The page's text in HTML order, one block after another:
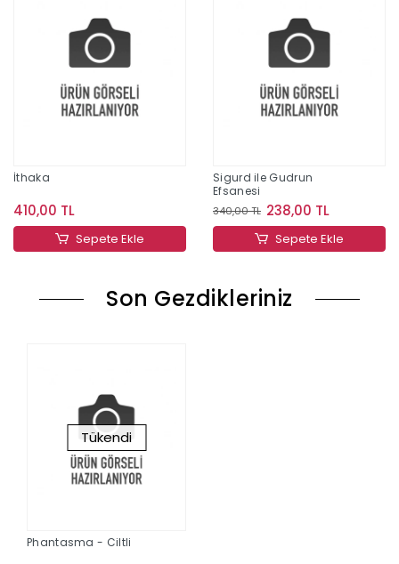
İthaka
410,00 TL
Sepete Ekle
Sigurd ile Gudrun
Efsanesi
340,00 TL 238,00 TL
Sepete Ekle
Son Gezdikleriniz
Tükendi
Phantasma - Ciltli